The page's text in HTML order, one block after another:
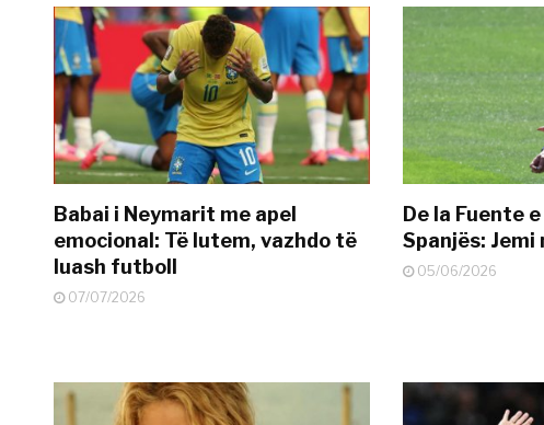
Babai i Neymarit me apel
emocional: Të lutem, vazhdo të
luash futboll
07/07/2026
De la Fuente
Spanjës:
05/06/2026